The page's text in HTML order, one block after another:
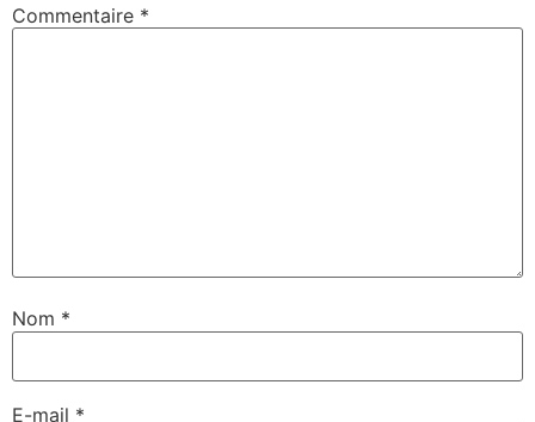
Commentaire *
Nom *
E-mail *